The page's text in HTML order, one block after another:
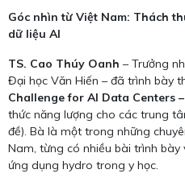
Góc nhìn từ Việt Nam: Thách
dữ liệu AI
TS. Cao Thúy Oanh – Trưởng
Đại học Văn Hiến – đã trình bày
Challenge for AI Data Centers
thức năng lượng cho các trung
đề). Bà là một trong những
Nam, từng có nhiều bài trình
ứng dụng hydro trong y học.